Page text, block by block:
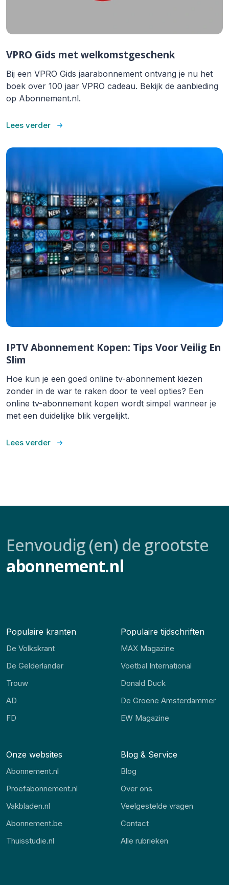
VPRO Gids met welkomstgeschenk
Bij een VPRO Gids jaarabonnement ontvang je nu het
boek over 100 jaar VPRO cadeau. Bekijk de aanbieding
op Abonnement.nl.
Lees verder
IPTV Abonnement Kopen: Tips Voor Veilig En
Slim
Hoe kun je een goed online tv-abonnement kiezen
zonder in de war te raken door te veel opties? Een
online tv-abonnement kopen wordt simpel wanneer je
met een duidelijke blik vergelijkt.
Lees verder
Eenvoudig (en) de grootste
abonnement.nl
Populaire kranten
De Volkskrant
De Gelderlander
Trouw
AD
FD
Populaire tijdschriften
MAX Magazine
Voetbal International
Donald Duck
De Groene Amsterdammer
EW Magazine
Onze websites
Abonnement.nl
Proefabonnement.nl
Vakbladen.nl
Abonnement.be
Thuisstudie.nl
Blog & Service
Blog
Over ons
Veelgestelde vragen
Contact
Alle rubrieken